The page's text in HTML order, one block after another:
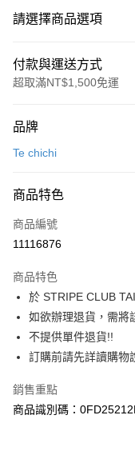
請選擇商品選項
付款與運送方式
超取滿NT$1,500免運
信用卡一次付款
3 期 0 利率 每期
合作金庫商業銀行
上海商業儲蓄銀行
臺灣中小企業銀行
匯豐（台灣）商業銀行
聯邦商業銀行
元大商業銀行
玉山商業銀行
台灣樂天信用卡公司
超商取貨付款
LINE Pay
Apple Pay
街口支付
悠遊付
大哥付你分期
相關說明
品牌
Te chichi
商品特色
商品編號
11116876
商品特色
於 STRIPE CLUB
如欲辦理退貨，需將
不提供單件退貨!!
訂購前請先詳讀購物
銷售重點
商品識別碼：